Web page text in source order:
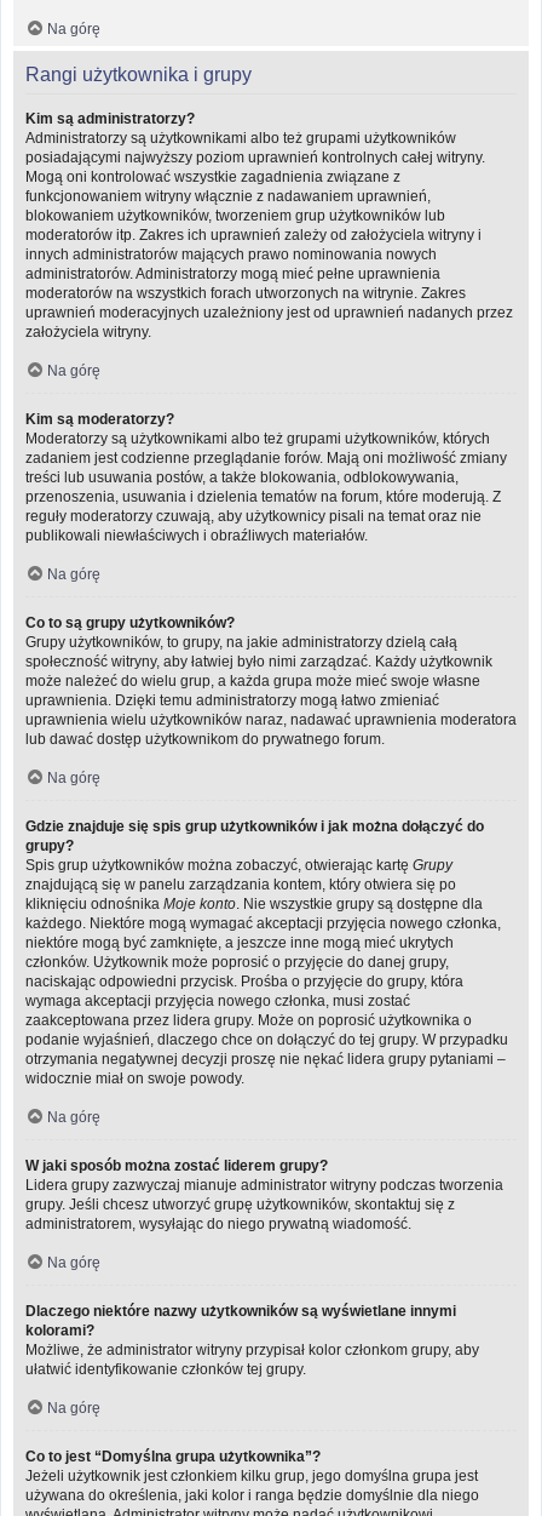
Na górę
Rangi użytkownika i grupy
Kim są administratorzy?
Administratorzy są użytkownikami albo też grupami użytkowników
posiadającymi najwyższy poziom uprawnień kontrolnych całej witryny.
Mogą oni kontrolować wszystkie zagadnienia związane z
funkcjonowaniem witryny włącznie z nadawaniem uprawnień,
blokowaniem użytkowników, tworzeniem grup użytkowników lub
moderatorów itp. Zakres ich uprawnień zależy od założyciela witryny i
innych administratorów mających prawo nominowania nowych
administratorów. Administratorzy mogą mieć pełne uprawnienia
moderatorów na wszystkich forach utworzonych na witrynie. Zakres
uprawnień moderacyjnych uzależniony jest od uprawnień nadanych przez
założyciela witryny.
Na górę
Kim są moderatorzy?
Moderatorzy są użytkownikami albo też grupami użytkowników, których
zadaniem jest codzienne przeglądanie forów. Mają oni możliwość zmiany
treści lub usuwania postów, a także blokowania, odblokowywania,
przenoszenia, usuwania i dzielenia tematów na forum, które moderują. Z
reguły moderatorzy czuwają, aby użytkownicy pisali na temat oraz nie
publikowali niewłaściwych i obraźliwych materiałów.
Na górę
Co to są grupy użytkowników?
Grupy użytkowników, to grupy, na jakie administratorzy dzielą całą
społeczność witryny, aby łatwiej było nimi zarządzać. Każdy użytkownik
może należeć do wielu grup, a każda grupa może mieć swoje własne
uprawnienia. Dzięki temu administratorzy mogą łatwo zmieniać
uprawnienia wielu użytkowników naraz, nadawać uprawnienia moderatora
lub dawać dostęp użytkownikom do prywatnego forum.
Na górę
Gdzie znajduje się spis grup użytkowników i jak można dołączyć do
grupy?
Spis grup użytkowników można zobaczyć, otwierając kartę Grupy
znajdującą się w panelu zarządzania kontem, który otwiera się po
kliknięciu odnośnika Moje konto . Nie wszystkie grupy są dostępne dla
każdego. Niektóre mogą wymagać akceptacji przyjęcia nowego członka,
niektóre mogą być zamknięte, a jeszcze inne mogą mieć ukrytych
członków. Użytkownik może poprosić o przyjęcie do danej grupy,
naciskając odpowiedni przycisk. Prośba o przyjęcie do grupy, która
wymaga akceptacji przyjęcia nowego członka, musi zostać
zaakceptowana przez lidera grupy. Może on poprosić użytkownika o
podanie wyjaśnień, dlaczego chce on dołączyć do tej grupy. W przypadku
otrzymania negatywnej decyzji proszę nie nękać lidera grupy pytaniami –
widocznie miał on swoje powody.
Na górę
W jaki sposób można zostać liderem grupy?
Lidera grupy zazwyczaj mianuje administrator witryny podczas tworzenia
grupy. Jeśli chcesz utworzyć grupę użytkowników, skontaktuj się z
administratorem, wysyłając do niego prywatną wiadomość.
Na górę
Dlaczego niektóre nazwy użytkowników są wyświetlane innymi
kolorami?
Możliwe, że administrator witryny przypisał kolor członkom grupy, aby
ułatwić identyfikowanie członków tej grupy.
Na górę
Co to jest “Domyślna grupa użytkownika”?
Jeżeli użytkownik jest członkiem kilku grup, jego domyślna grupa jest
używana do określenia, jaki kolor i ranga będzie domyślnie dla niego